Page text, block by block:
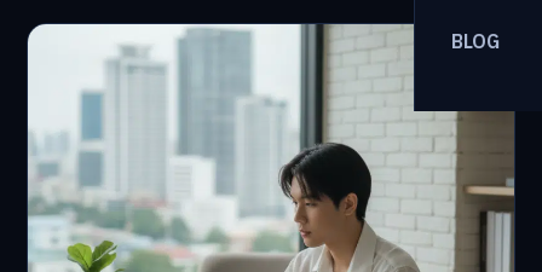
BLOG